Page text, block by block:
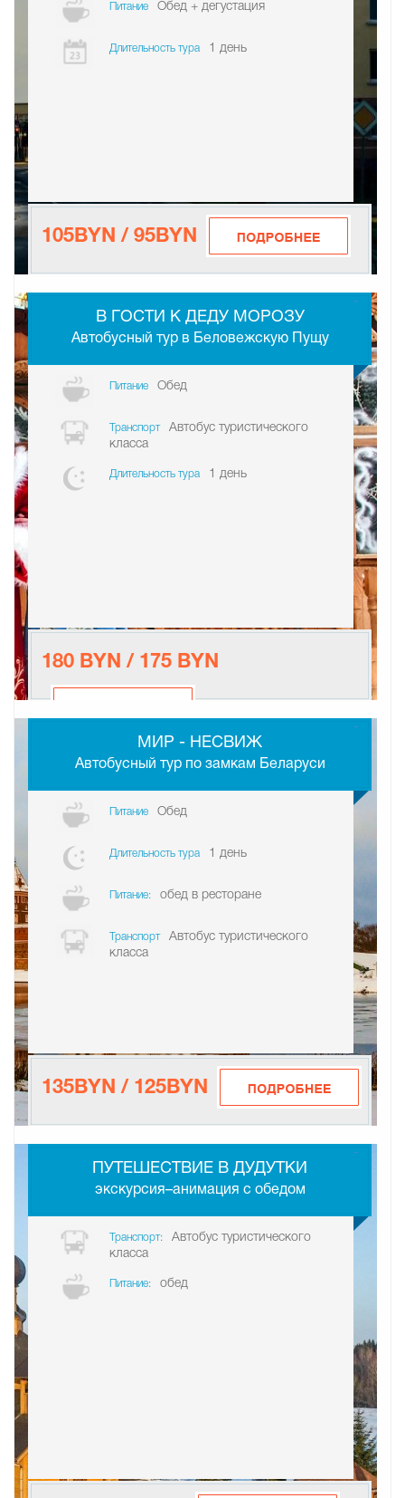
Питание Обед + дегустация
Длительность тура 1 день
105BYN / 95BYN
В ГОСТИ К ДЕДУ МОРОЗУ
Автобусный тур в Беловежскую Пущу
Питание Обед
Транспорт
Автобус туристического
класса
Длительность тура 1 день
180 BYN / 175 BYN
-
МИР - НЕСВИЖ
Автобусный тур по замкам Беларуси
Питание Обед
Длительность тура 1 день
Питание: обед в ресторане
Транспорт
Автобус туристического
класса
135BYN / 125BYN
-
ПУТЕШЕСТВИЕ В ДУДУТКИ
экскурсия–анимация с обедом
Транспорт:
Автобус туристического
класса
Питание: обед
-